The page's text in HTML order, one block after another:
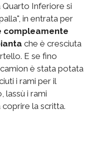
Quarto Inferiore si
in entrata per
compleamente
che è cresciuta
E se fino
è stata potata
i rami per il
lassù i rami
la scritta.